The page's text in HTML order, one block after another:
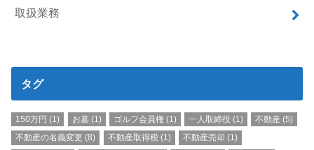
取扱業務
タグ
150万円 (1) お墓 (1) ゴルフ会員権(1) 一人取締役 (1) 不動産 (5)
不動産の名義変更 (8) 不動産取得税(1) 不動産売却 (1)